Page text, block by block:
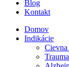
Blog
Kontakt
Domov
Indikácie
Cievna